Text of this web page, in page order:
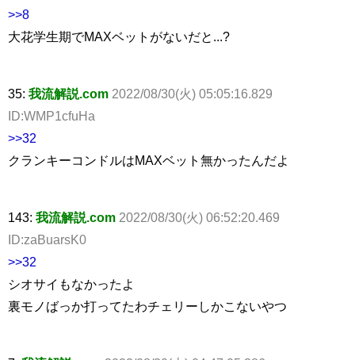
>>8
大花学生期でMAXベットがないだと...?
35: 我流解説.com 2022/08/30(火) 05:05:16.829
ID:WMP1cfuHa
>>32
クランキーコンドルはMAXベット無かったんだよ
143: 我流解説.com 2022/08/30(火) 06:52:20.469
ID:zaBuarsK0
>>32
シオサイもなかったよ
裏モノばっか打ってたわチェリーしかこないやつ